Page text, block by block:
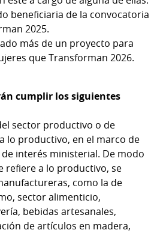
beneficiaria de la convocatoria
2025.
más de un proyecto para
que Transforman 2026.
cumplir los siguientes
sector productivo o de
lo productivo, en el marco de
interés ministerial. De modo
refiere a lo productivo, se
como la de
sector alimenticio,
bebidas artesanales,
de artículos en madera,